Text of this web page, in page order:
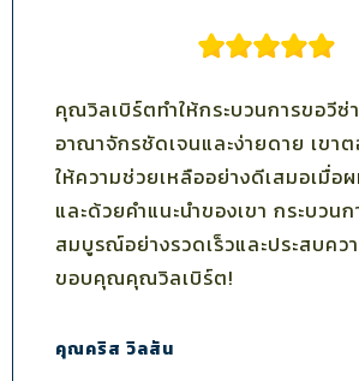
คุณวิลเบิร์ตทำให้กระบวนการขอวีซ่
อาณาจักรชัดเจนและง่ายดาย เขา
ให้ความช่วยเหลืออย่างดีเสมอเมื่อ
และด้วยคำแนะนำของเขา กระบวนก
สมบูรณ์อย่างรวดเร็วและประสบคว
ขอบคุณคุณวิลเบิร์ต!
คุณคริส วิลสัน